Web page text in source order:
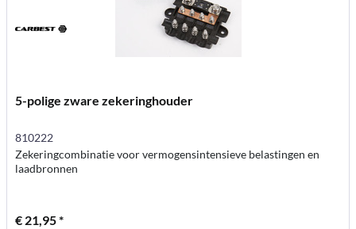
5-polige zware zekeringhouder
810222
Zekeringcombinatie voor vermogensintensieve belastingen en
laadbronnen
€ 21,95 *